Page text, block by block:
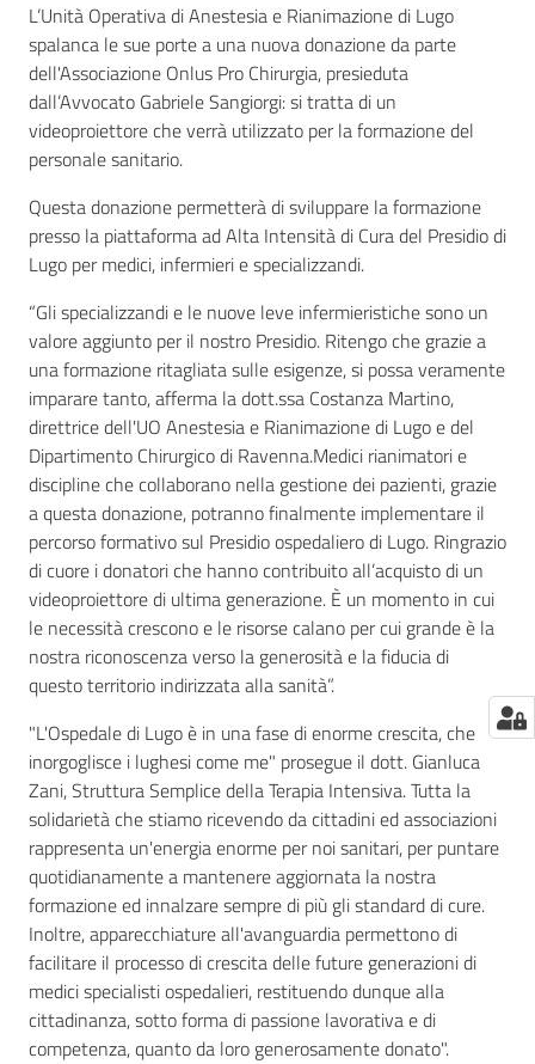
L’Unità Operativa di Anestesia e Rianimazione di Lugo
spalanca le sue porte a una nuova donazione da parte
dell'Associazione Onlus Pro Chirurgia, presieduta
dall’Avvocato Gabriele Sangiorgi: si tratta di un
videoproiettore che verrà utilizzato per la formazione del
personale sanitario.
Questa donazione permetterà di sviluppare la formazione
presso la piattaforma ad Alta Intensità di Cura del Presidio di
Lugo per medici, infermieri e specializzandi.
“Gli specializzandi e le nuove leve infermieristiche sono un
valore aggiunto per il nostro Presidio. Ritengo che grazie a
una formazione ritagliata sulle esigenze, si possa veramente
imparare tanto, afferma la dott.ssa Costanza Martino,
direttrice dell'UO Anestesia e Rianimazione di Lugo e del
Dipartimento Chirurgico di Ravenna.Medici rianimatori e
discipline che collaborano nella gestione dei pazienti, grazie
a questa donazione, potranno finalmente implementare il
percorso formativo sul Presidio ospedaliero di Lugo. Ringrazio
di cuore i donatori che hanno contribuito all’acquisto di un
videoproiettore di ultima generazione. È un momento in cui
le necessità crescono e le risorse calano per cui grande è la
nostra riconoscenza verso la generosità e la fiducia di
questo territorio indirizzata alla sanità”.
"L'Ospedale di Lugo è in una fase di enorme crescita, che
inorgoglisce i lughesi come me" prosegue il dott. Gianluca
Zani, Struttura Semplice della Terapia Intensiva. Tutta la
solidarietà che stiamo ricevendo da cittadini ed associazioni
rappresenta un'energia enorme per noi sanitari, per puntare
quotidianamente a mantenere aggiornata la nostra
formazione ed innalzare sempre di più gli standard di cure.
Inoltre, apparecchiature all'avanguardia permettono di
facilitare il processo di crescita delle future generazioni di
medici specialisti ospedalieri, restituendo dunque alla
cittadinanza, sotto forma di passione lavorativa e di
competenza, quanto da loro generosamente donato".